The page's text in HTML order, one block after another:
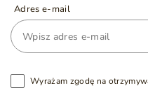
Adres e-mail
Wyrażam zgodę na